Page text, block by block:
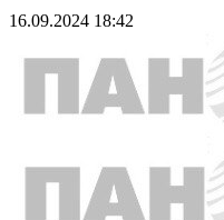
16.09.2024 18:42